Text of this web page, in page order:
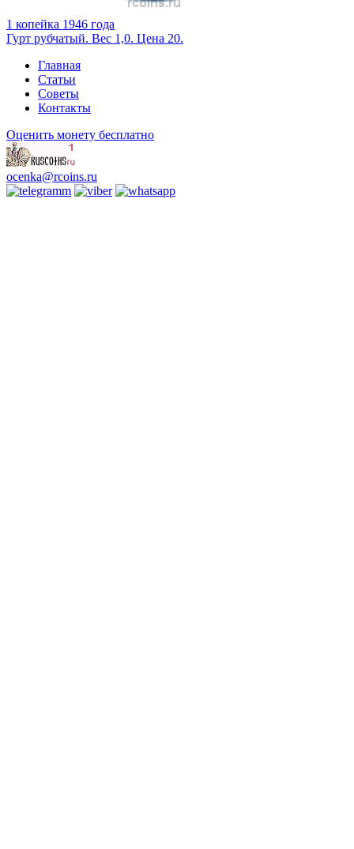
1 копейка 1946 года
Гурт рубчатый. Вес 1,0. Цена 20.
Главная
Статьи
Советы
Контакты
Оценить монету бесплатно
ocenka@rcoins.ru